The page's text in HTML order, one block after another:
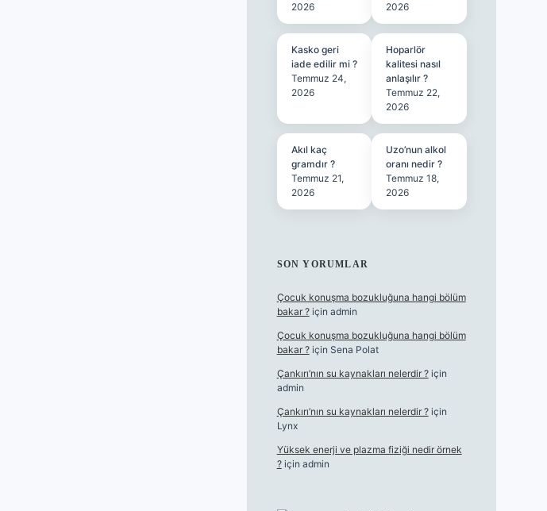
2026
2026
Kasko geri
iade edilir mi ?
Temmuz 24,
2026
Hoparlör
kalitesi nasıl
anlaşılır ?
Temmuz 22,
2026
Akıl kaç
gramdır ?
Temmuz 21,
2026
Uzo’nun alkol
oranı nedir ?
Temmuz 18,
2026
SON YORUMLAR
Çocuk konuşma bozukluğuna hangi bölüm
bakar ?için admin
Çocuk konuşma bozukluğuna hangi bölüm
bakar ?için Sena Polat
Çankırı’nın su kaynakları nelerdir ?için
admin
Çankırı’nın su kaynakları nelerdir ?için
Lynx
Yüksek enerji ve plazma fiziği nedir örnek
?için admin